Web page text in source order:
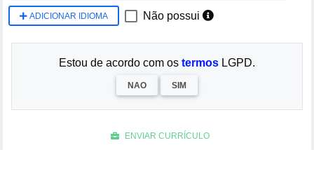
ADICIONAR IDIOMA Não possui
Estou de acordo com os termos LGPD.
NAO SIM
ENVIAR CURRÍCULO